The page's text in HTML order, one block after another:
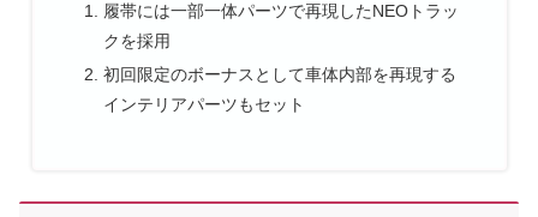
履帯には一部一体パーツで再現したNEOトラッ
クを採用
初回限定のボーナスとして車体内部を再現する
インテリアパーツもセット